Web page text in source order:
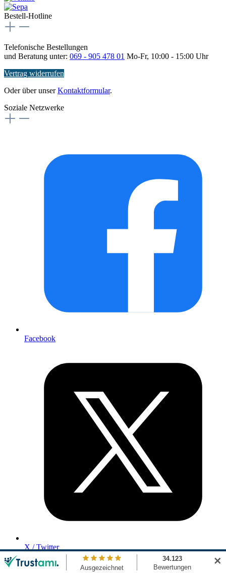
Bestell-Hotline
Telefonische Bestellungen
und Beratung unter: 069 - 905 478 01 Mo-Fr, 10:00 - 15:00 Uhr
Vertrag widerrufen
Oder über unserKontaktformular.
Soziale Netzwerke
Facebook
X / Twitter
Unsere Vorteile
✕